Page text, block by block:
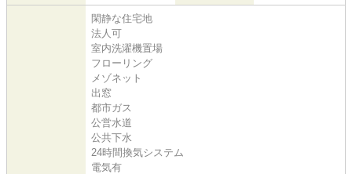
閑静な住宅地
法人可
室内洗濯機置場
フローリング
メゾネット
出窓
都市ガス
公営水道
公共下水
24時間換気システム
電気有